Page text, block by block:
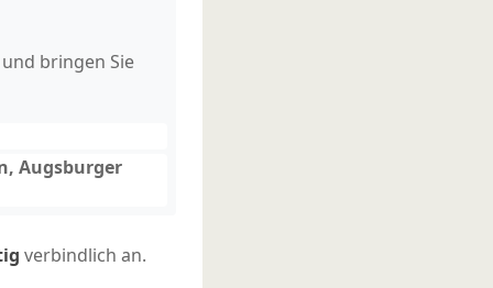
bringen Sie
Augsburger
verbindlich an.